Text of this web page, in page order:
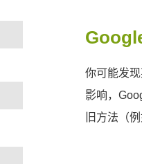
你可能发
影响，
旧方法（